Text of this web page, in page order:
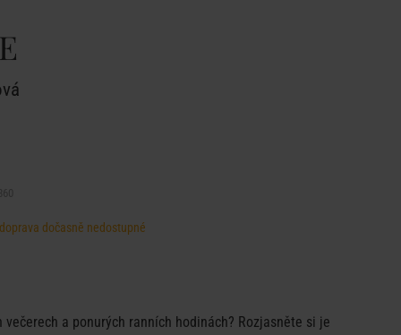
dočasně nedostupné
a ponurých ranních hodinách? Rozjasněte si je